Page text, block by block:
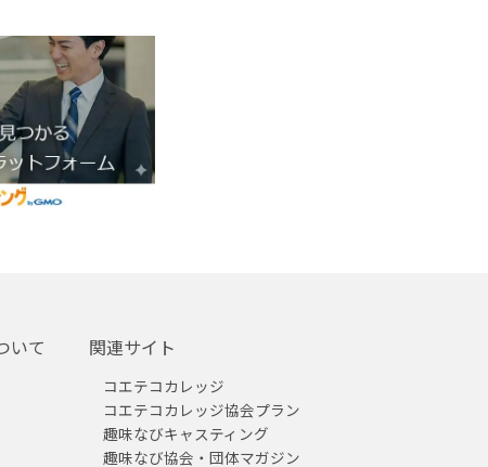
いて 関連サイト
コエテコカレッジ
コエテコカレッジ協会プラン
趣味なびキャスティング
趣味なび協会・団体マガジン